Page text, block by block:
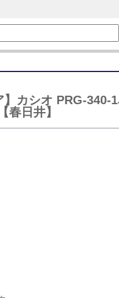
】カシオ PRG-340-
春日井】